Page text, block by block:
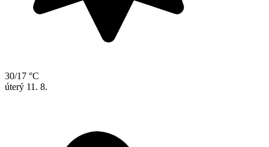
30/17 °C
úterý 11. 8.